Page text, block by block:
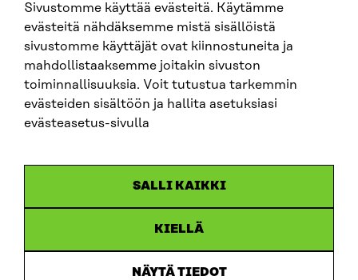
Sivustomme käyttää evästeitä. Käytämme
evästeitä nähdäksemme mistä sisällöistä
sivustomme käyttäjät ovat kiinnostuneita ja
mahdollistaaksemme joitakin sivuston
toiminnallisuuksia. Voit tutustua tarkemmin
evästeiden sisältöön ja hallita asetuksiasi
evästeasetus-sivulla
SALLI KAIKKI
KIELLÄ
NÄYTÄ TIEDOT
SITRA ON SOCIAL MEDIA
LinkedIn
Instagram